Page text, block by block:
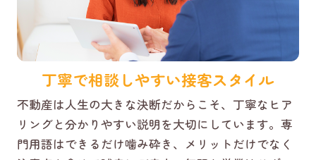
丁寧で相談しやすい接客スタイル
不動産は人生の大きな決断だからこそ、丁寧なヒア
リングと分かりやすい説明を大切にしています。専
門用語はできるだけ噛み砕き、メリットだけでなく